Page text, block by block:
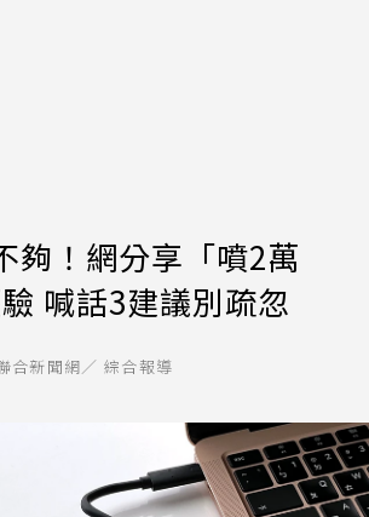
夠！網分享「噴2萬
喊話3建議別疏忽
合新聞網／ 綜合報導